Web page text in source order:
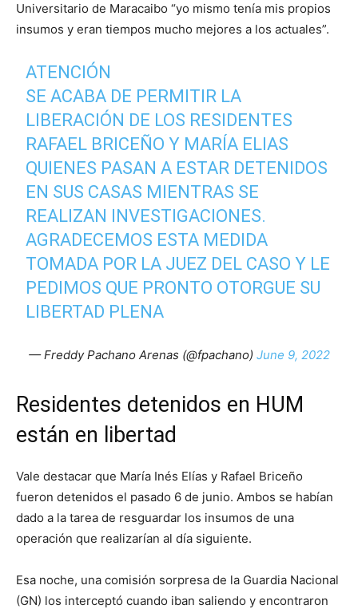
Universitario de Maracaibo “yo mismo tenía mis propios
insumos y eran tiempos mucho mejores a los actuales”.
ATENCIÓN
SE ACABA DE PERMITIR LA
LIBERACIÓN DE LOS RESIDENTES
RAFAEL BRICEÑO Y MARÍA ELIAS
QUIENES PASAN A ESTAR DETENIDOS
EN SUS CASAS MIENTRAS SE
REALIZAN INVESTIGACIONES.
AGRADECEMOS ESTA MEDIDA
TOMADA POR LA JUEZ DEL CASO Y LE
PEDIMOS QUE PRONTO OTORGUE SU
LIBERTAD PLENA
— Freddy Pachano Arenas (@fpachano) June 9, 2022
Residentes detenidos en HUM
están en libertad
Vale destacar que María Inés Elías y Rafael Briceño
fueron detenidos el pasado 6 de junio. Ambos se habían
dado a la tarea de resguardar los insumos de una
operación que realizarían al día siguiente.
Esa noche, una comisión sorpresa de la Guardia Nacional
(GN) los interceptó cuando iban saliendo y encontraron